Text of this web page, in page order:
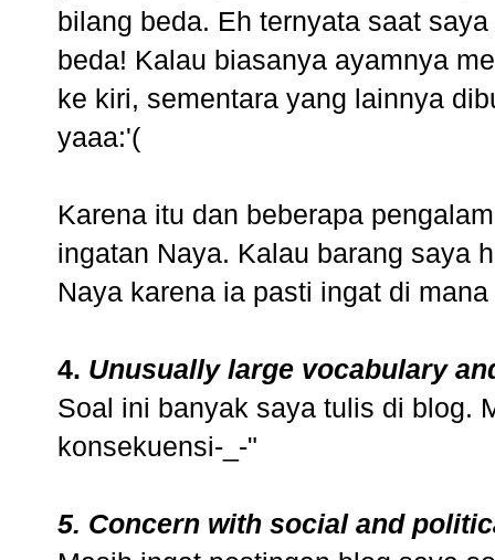
bilang beda. Eh ternyata saat
beda! Kalau biasanya ayamnya
ke kiri, sementara yang lainnya
yaaa:'(
Karena itu dan beberapa
ingatan Naya. Kalau barang saya
Naya karena ia pasti ingat di
4. Unusually large vocabulary
Soal ini banyak saya tulis di blog.
konsekuensi-_-"
5. Concern with social and